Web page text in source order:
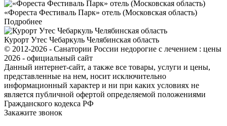
«Фореста Фестиваль Парк» отель (Московская область)
Подробнее
Курорт Утес Чебаркуль Челябинская область
© 2012-2026 - Санатории России недорогие с лечением : цены
2026 - официальный сайт
Данный интернет-сайт, а также все товары, услуги и цены,
представленные на нем, носит исключительно
информационный характер и ни при каких условиях не
является публичной офертой определяемой положениями
Гражданского кодекса РФ
Закажите звонок